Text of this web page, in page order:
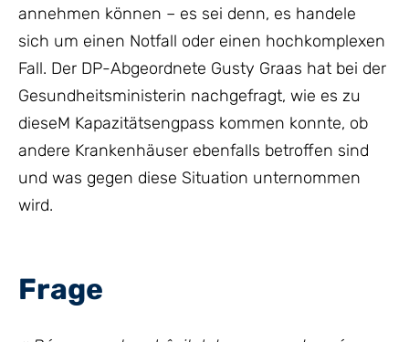
annehmen können – es sei denn, es handele
sich um einen Notfall oder einen hochkomplexen
Fall. Der DP-Abgeordnete Gusty Graas hat bei der
Gesundheitsministerin nachgefragt, wie es zu
dieseM Kapazitätsengpass kommen konnte, ob
andere Krankenhäuser ebenfalls betroffen sind
und was gegen diese Situation unternommen
wird.
Frage